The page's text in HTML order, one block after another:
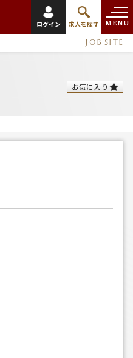
ログイン 求人を探す MENU
JOB SITE
お気に入り